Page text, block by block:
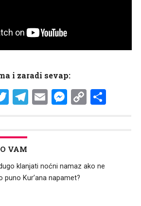
i zaradi sevap:
Twitter
Telegram
EmailCopy
VAM
klanjati noćni namaz ako ne
puno Kur’ana napamet?